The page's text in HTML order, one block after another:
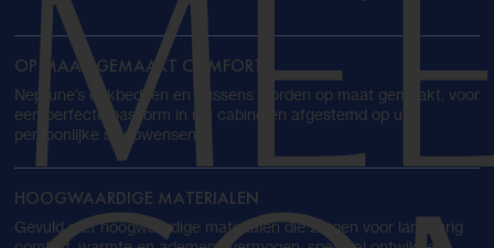
OP MAAT GEMAAKT COMFORT
Neptune’s dekbedden en kussens worden op maat gemaakt, voor
een perfecte pasvorm in uw cabine en afgestemd op uw
persoonlijke slaapwensen.
HOOGWAARDIGE MATERIALEN
Gevuld met hoogwaardige materialen die zorgen voor langdurig